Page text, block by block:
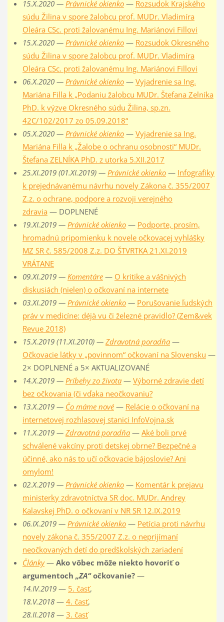
15.X.2020 — Právnické okienko— Rozsudok Krajského
súdu Žilina v spore žalobcu prof. MUDr. Vladimíra
Oleára CSc. proti žalovanému Ing. Mariánovi Fillovi
15.X.2020 — Právnické okienko— Rozsudok Okresného
súdu Žilina v spore žalobcu prof. MUDr. Vladimíra
Oleára CSc. proti žalovanému Ing. Mariánovi Fillovi
06.X.2020 — Právnické okienko— Vyjadrenie sa Ing.
Mariána Filla k „Podaniu žalobcu MUDr. Štefana Zelníka
PhD. k výzve Okresného súdu Žilina, sp.zn.
42C/102/2017 zo 05.09.2018“
05.X.2020 — Právnické okienko— Vyjadrenie sa Ing.
Mariána Filla k „Žalobe o ochranu osobnosti“ MUDr.
Štefana ZELNÍKA PhD. z utorka 5.XII.2017
25.XI.2019 (01.XI.2019) — Právnické okienko— Infografiky
k prejednávanému návrhu novely Zákona č. 355/2007
Z.z. o ochrane, podpore a rozvoji verejného
zdravia — DOPLNENÉ
19.XI.2019 — Právnické okienko— Podporte, prosím,
hromadnú pripomienku k novele očkovacej vyhlášky
MZ SR č. 585/2008 Z.z. DO ŠTVRTKA 21.XI.2019
VRÁTANE
09.XI.2019 — Komentáre— O kritike a vášnivých
diskusiách (nielen) o očkovaní na internete
03.XI.2019 — Právnické okienko— Porušovanie ľudských
práv v medicíne: déjà vu či železné pravidlo? (Zem&vek
Revue 2018)
15.X.2019 (11.XI.2010) — Zdravotná poradňa—
Očkovacie látky v „povinnom“ očkovaní na Slovensku —
2× DOPLNENÉ a 5× AKTUALIZOVANÉ
14.X.2019 — Príbehy zo života— Výborné zdravie detí
bez očkovania (či vďaka neočkovaniu?
13.X.2019 — Čo máme nové— Relácie o očkovaní na
internetovej rozhlasovej stanici InfoVojna.sk
11.X.2019 — Zdravotná poradňa— Aké boli prvé
schválené vakcíny proti detskej obrne? Bezpečné a
účinné, ako nás to učí očkovacie bájoslovie? Ani
omylom!
02.X.2019 — Právnické okienko— Komentár k prejavu
ministerky zdravotníctva SR doc. MUDr. Andrey
Kalavskej PhD. o očkovaní v NR SR 12.IX.2019
06.IX.2019 — Právnické okienko— Petícia proti návrhu
novely zákona č. 355/2007 Z.z. o neprijímaní
neočkovaných detí do predškolských zariadení
Články— Ako vôbec môže niekto hovoriť o
argumentoch „ZA“očkovanie?—
14.IV.2019— 5. časť,
18.V.2018— 4. časť,
28.II.2018— 3. časť